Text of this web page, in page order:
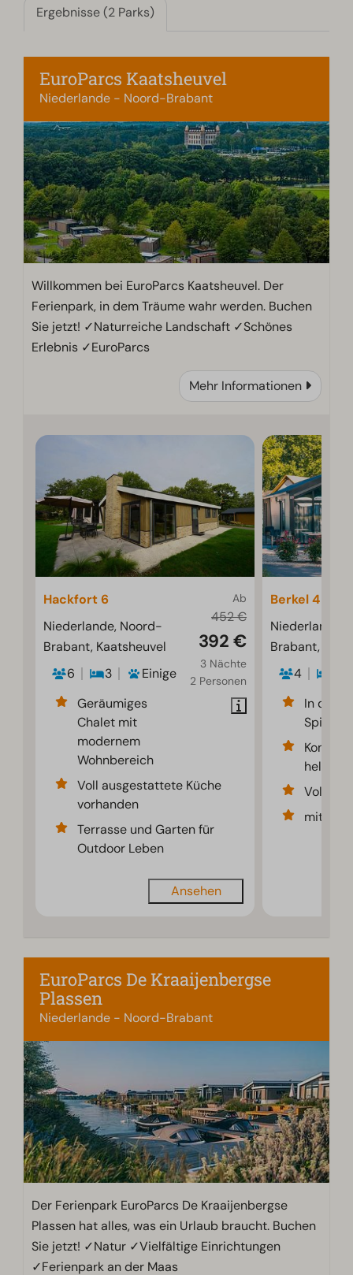
Ergebnisse (2 Parks)
EuroParcs Kaatsheuvel
Niederlande - Noord-Brabant
Willkommen bei EuroParcs Kaatsheuvel. Der
Ferienpark, in dem Träume wahr werden. Buchen
Sie jetzt! ✓Naturreiche Landschaft ✓Schönes
Erlebnis ✓EuroParcs
Mehr Informationen
Ab
452 €
392 €
3 Nächte
2 Personen
Hackfort 6
Niederlande, Noord-
Brabant, Kaatsheuvel
6
3
Einige
Geräumiges
Chalet mit
modernem
Wohnbereich
Voll ausgestattete Küche
vorhanden
Terrasse und Garten für
Outdoor Leben
Ansehen
Berkel 4
Niederlande,
Brabant,
4
In der
hellem
Voll
mit
EuroParcs De Kraaijenbergse
Plassen
Niederlande - Noord-Brabant
Der Ferienpark EuroParcs De Kraaijenbergse
Plassen hat alles, was ein Urlaub braucht. Buchen
Sie jetzt! ✓Natur ✓Vielfältige Einrichtungen
✓Ferienpark an der Maas